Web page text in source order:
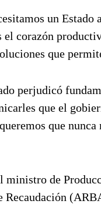
un Estado
corazón
que
perjudicó
que el
que nunca
de
Recaudación